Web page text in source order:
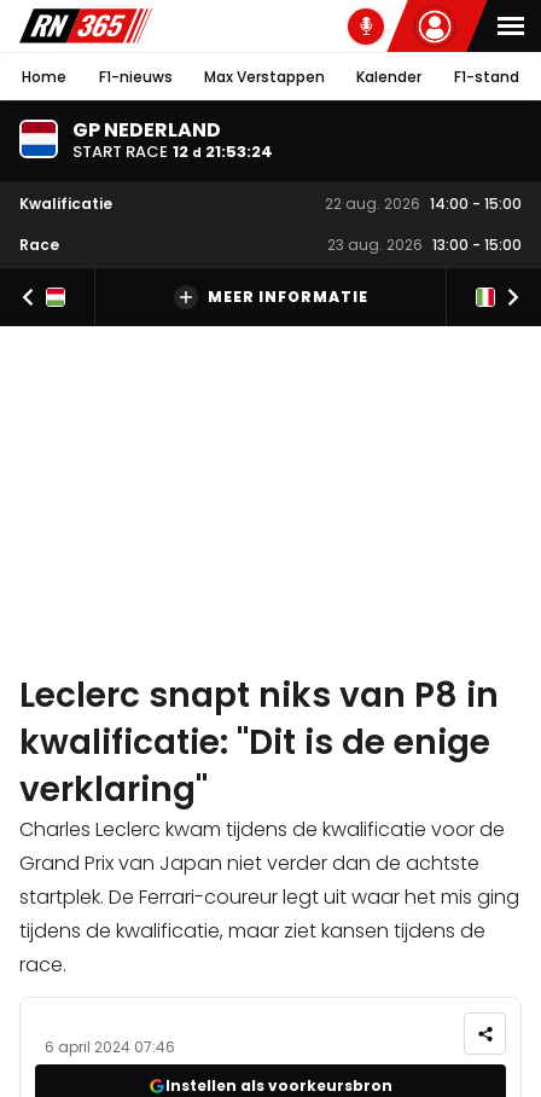
Home F1-nieuws Max Verstappen Kalender F1-stand
GP NEDERLAND
START RACE 12 d 21:53:24
Kwalificatie 22 aug. 2026 14:00 - 15:00
Race
23 aug. 2026 13:00 - 15:00
MEER INFORMATIE
Leclerc snapt niks van P8 in
kwalificatie: "Dit is de enige
verklaring"
Charles Leclerc kwam tijdens de kwalificatie voor de
Grand Prix van Japan niet verder dan de achtste
startplek. De Ferrari-coureur legt uit waar het mis ging
tijdens de kwalificatie, maar ziet kansen tijdens de
race.
6 april 2024 07:46
Instellen als voorkeursbron